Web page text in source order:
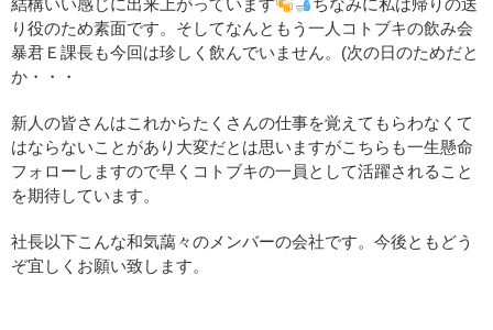
結構いい感じに出来上がっています
ちなみに私は帰りの送
り役のため素面です。そしてなんともう一人コトブキの飲み会
暴君Ｅ課長も今回は珍しく飲んでいません。(次の日のためだと
か・・・
新人の皆さんはこれからたくさんの仕事を覚えてもらわなくて
はならないことがあり大変だとは思いますがこちらも一生懸命
フォローしますので早くコトブキの一員として活躍されること
を期待しています。
社長以下こんな和気藹々のメンバーの会社です。今後ともどう
ぞ宜しくお願い致します。